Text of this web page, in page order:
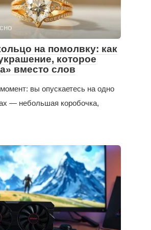
на помолвку: как
которое
вместо слов
вы опускаетесь на одно
— небольшая коробочка,